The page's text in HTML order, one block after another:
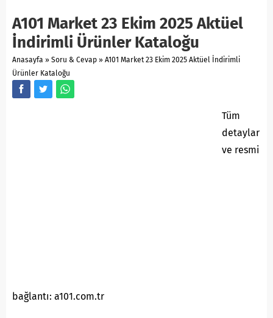
A101 Market 23 Ekim 2025 Aktüel
İndirimli Ürünler Kataloğu
Anasayfa » Soru & Cevap » A101 Market 23 Ekim 2025 Aktüel İndirimli
Ürünler Kataloğu
Tüm
detaylar
ve resmi
bağlantı: a101.com.tr